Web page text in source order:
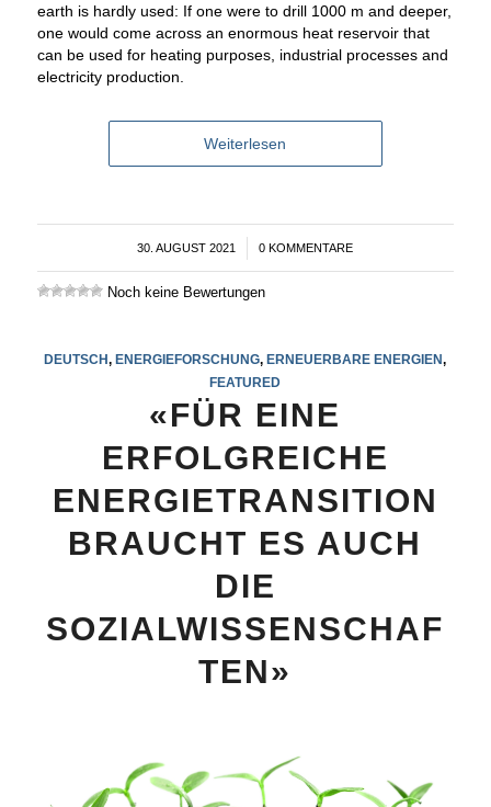
earth is hardly used: If one were to drill 1000 m and deeper,
one would come across an enormous heat reservoir that
can be used for heating purposes, industrial processes and
electricity production.
Weiterlesen
30. AUGUST 2021
/ 0 KOMMENTARE
Noch keine Bewertungen
DEUTSCH,ENERGIEFORSCHUNG,ERNEUERBARE ENERGIEN,
FEATURED
«FÜR EINE
ERFOLGREICHE
ENERGIETRANSITION
BRAUCHT ES AUCH
DIE
SOZIALWISSENSCHAF
TEN»